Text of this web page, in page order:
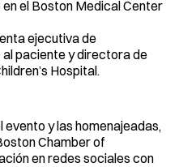
el Boston Medical Center
ejecutiva de
paciente y directora de
Hospital.
y las homenajeadas,
Chamber of
en redes sociales con